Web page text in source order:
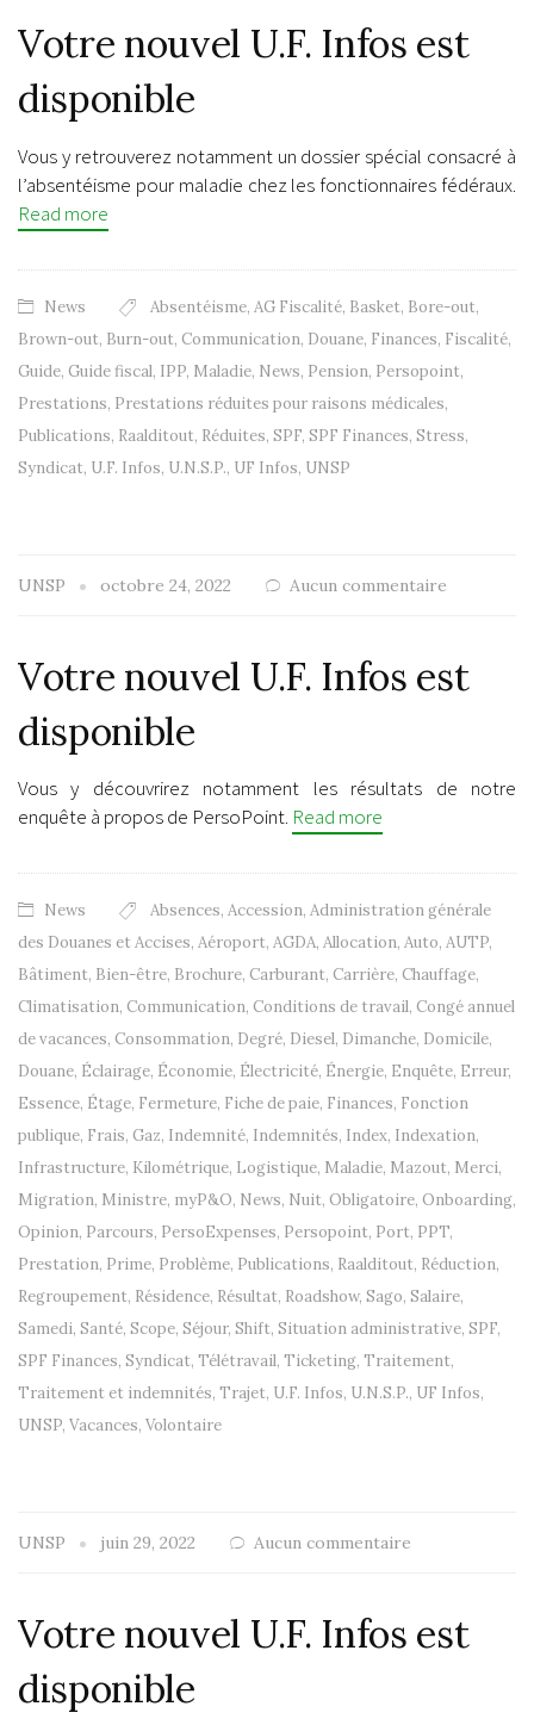
Votre nouvel U.F. Infos est
disponible
Vous y retrouverez notamment un dossier spécial consacré à
l’absentéisme pour maladie chez les fonctionnaires fédéraux.
Read more
News Absentéisme, AG Fiscalité, Basket, Bore-out,
Brown-out, Burn-out, Communication, Douane, Finances, Fiscalité,
Guide, Guide fiscal, IPP, Maladie, News, Pension, Persopoint,
Prestations, Prestations réduites pour raisons médicales,
Publications, Raalditout, Réduites, SPF, SPF Finances, Stress,
Syndicat, U.F. Infos, U.N.S.P., UF Infos, UNSP
UNSP octobre 24, 2022 Aucun commentaire
Votre nouvel U.F. Infos est
disponible
Vous y découvrirez notamment les résultats de notre
enquête à propos de PersoPoint. Read more
News Absences, Accession, Administration générale
des Douanes et Accises, Aéroport, AGDA, Allocation, Auto, AUTP,
Bâtiment, Bien-être, Brochure, Carburant, Carrière, Chauffage,
Climatisation, Communication, Conditions de travail, Congé annuel
de vacances, Consommation, Degré, Diesel, Dimanche, Domicile,
Douane, Éclairage, Économie, Électricité, Énergie, Enquête, Erreur,
Essence, Étage, Fermeture, Fiche de paie, Finances, Fonction
publique, Frais, Gaz, Indemnité, Indemnités, Index, Indexation,
Infrastructure, Kilométrique, Logistique, Maladie, Mazout, Merci,
Migration, Ministre, myP&O, News, Nuit, Obligatoire, Onboarding,
Opinion, Parcours, PersoExpenses, Persopoint, Port, PPT,
Prestation, Prime, Problème, Publications, Raalditout, Réduction,
Regroupement, Résidence, Résultat, Roadshow, Sago, Salaire,
Samedi, Santé, Scope, Séjour, Shift, Situation administrative, SPF,
SPF Finances, Syndicat, Télétravail, Ticketing, Traitement,
Traitement et indemnités, Trajet, U.F. Infos, U.N.S.P., UF Infos,
UNSP, Vacances, Volontaire
UNSP juin 29, 2022 Aucun commentaire
Votre nouvel U.F. Infos est
disponible